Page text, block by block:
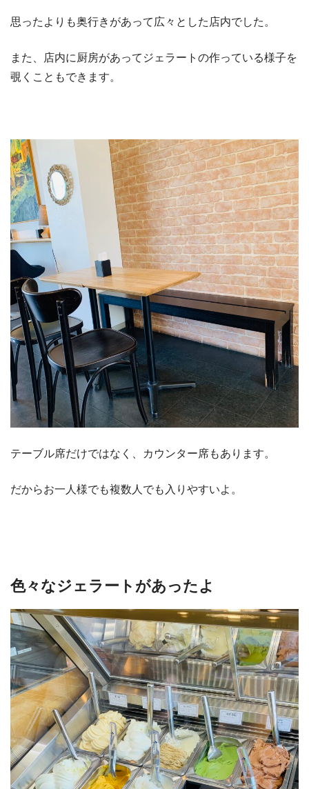
思ったよりも奥行きがあって広々とした店内でした。
また、店内に厨房があってジェラートの作っている様子を
覗くこともできます。
テーブル席だけではなく、カウンター席もあります。
だからお一人様でも複数人でも入りやすいよ。
色々なジェラートがあったよ